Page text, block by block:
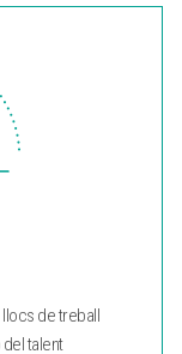
de treball
talent